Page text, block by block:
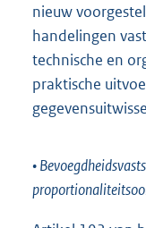
nieuw
handelingen
technische en
praktische
•